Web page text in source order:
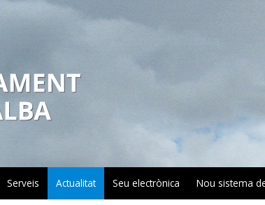
Serveis Actualitat Seu electrònica Nou sistema